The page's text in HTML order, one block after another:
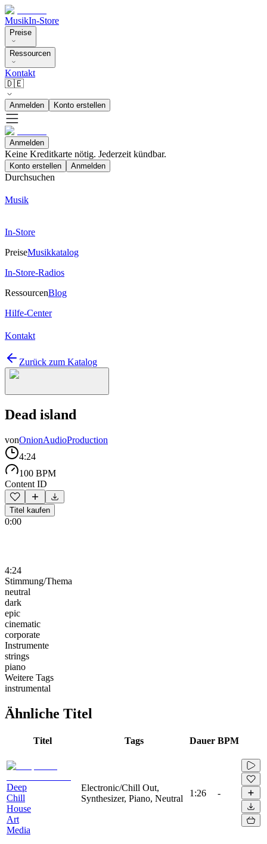
MusikIn-Store
Preise
Ressourcen
Kontakt
🇩🇪
Anmelden Konto erstellen
Anmelden
Keine Kreditkarte nötig. Jederzeit kündbar.
Konto erstellen Anmelden
Durchsuchen
Musik
In-Store
PreiseMusikkatalog
In-Store-Radios
RessourcenBlog
Hilfe-Center
Kontakt
Zurück zum Katalog
Dead island
vonOnionAudioProduction
4:24
100 BPM
Content ID
Titel kaufen
0:00
4:24
Stimmung/Thema
neutral
dark
epic
cinematic
corporate
Instrumente
strings
piano
Weitere Tags
instrumental
Ähnliche Titel
Titel Tags Dauer BPM
Deep
Chill
House
Art
Media
Electronic/Chill Out,
Synthesizer, Piano, Neutral
1:26 -